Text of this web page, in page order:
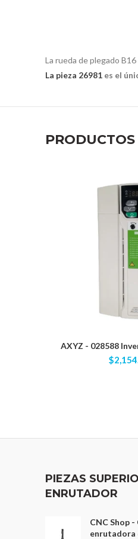
La rueda de plegado
La pieza 26981 es el
AXYZ - 028588
PIEZAS
ENRUTADOR
CNC Shop
enrutadora